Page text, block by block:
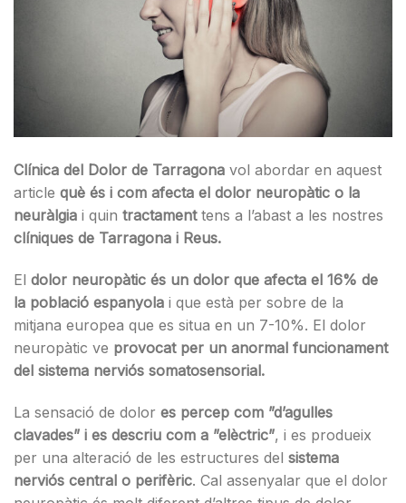
Clínica del Dolor de Tarragona vol abordar en aquest
article què és i com afecta el dolor neuropàtic o la
neuràlgia i quin tractament tens a l’abast a les nostres
clíniques de Tarragona i Reus.
El dolor neuropàtic és un dolor que afecta el 16% de
la població espanyola i que està per sobre de la
mitjana europea que es situa en un 7-10%. El dolor
neuropàtic ve provocat per un anormal funcionament
del sistema nerviós somatosensorial.
La sensació de dolor es percep com ”d’agulles
clavades” i es descriu com a ”elèctric”, i es produeix
per una alteració de les estructures del sistema
nerviós central o perifèric. Cal assenyalar que el dolor